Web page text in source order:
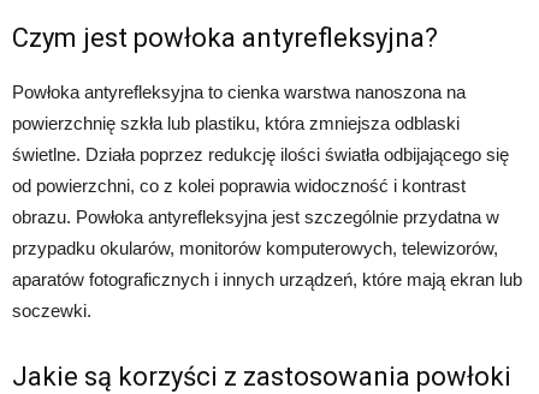
Czym jest powłoka antyrefleksyjna?
Powłoka antyrefleksyjna to cienka warstwa nanoszona na
powierzchnię szkła lub plastiku, która zmniejsza odblaski
świetlne. Działa poprzez redukcję ilości światła odbijającego się
od powierzchni, co z kolei poprawia widoczność i kontrast
obrazu. Powłoka antyrefleksyjna jest szczególnie przydatna w
przypadku okularów, monitorów komputerowych, telewizorów,
aparatów fotograficznych i innych urządzeń, które mają ekran lub
soczewki.
Jakie są korzyści z zastosowania powłoki